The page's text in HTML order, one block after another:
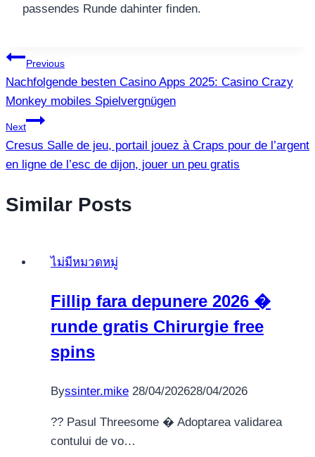
passendes Runde dahinter finden.
แนะแนว
เรื่อง
Previous
Nachfolgende besten Casino Apps 2025: Casino Crazy
Monkey mobiles Spielvergnügen
Next
Cresus Salle de jeu, portail jouez à Craps pour de l’argent
en ligne de l’esc de dijon, jouer un peu gratis
Similar Posts
ไม่มีหมวดหมู่
Fillip fara depunere 2026 �
runde gratis Chirurgie free
spins
Byssinter.mike 28/04/202628/04/2026
?? Pasul Threesome � Adoptarea validarea
contului de vo…